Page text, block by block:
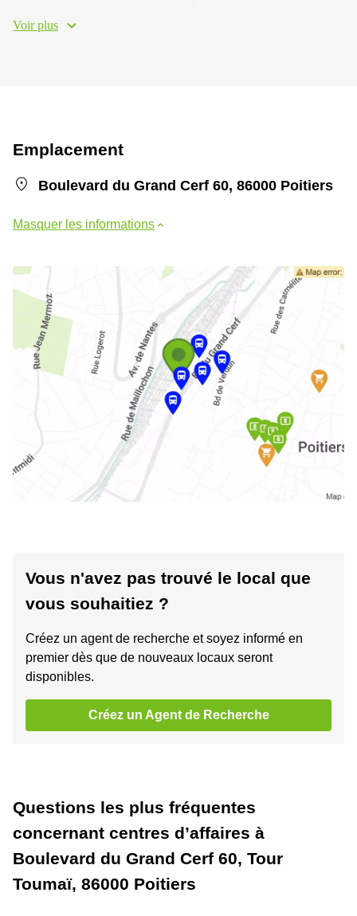
Voir plus
Emplacement
Boulevard du Grand Cerf 60, 86000 Poitiers
Masquer les informations
Vous n'avez pas trouvé le local que
vous souhaitiez ?
Créez un agent de recherche et soyez informé en
premier dès que de nouveaux locaux seront
disponibles.
Créez un Agent de Recherche
Questions les plus fréquentes
concernant centres d’affaires à
Boulevard du Grand Cerf 60, Tour
Toumaï, 86000 Poitiers